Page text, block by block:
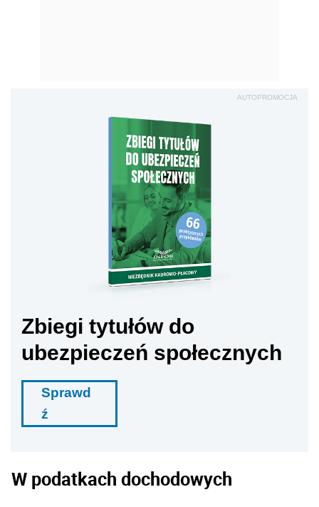
AUTOPROMOCJA
Zbiegi tytułów do
ubezpieczeń społecznych
Sprawd
ź
W podatkach dochodowych